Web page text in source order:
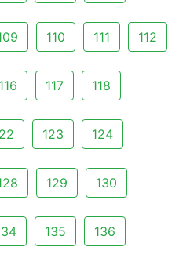
110 111 112
116 117 118
123 124
129 130
135 136